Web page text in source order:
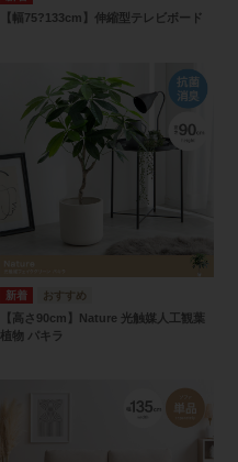
【幅75?133cm】伸縮型テレビボード
【高さ90cm】Nature 光触媒人工観葉
植物 パキラ